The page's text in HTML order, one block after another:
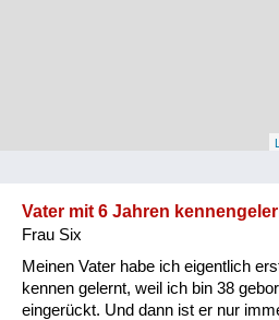
Vater mit 6 Jahren
Frau Six
Meinen Vater habe ich eigentlich
kennen gelernt, weil ich bin 38
eingerückt. Und dann ist er nur